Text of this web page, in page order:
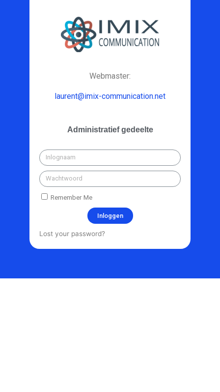
Webmaster:
laurent@imix-communication.net
Administratief gedeelte
Remember Me
Inloggen
Lost your password?